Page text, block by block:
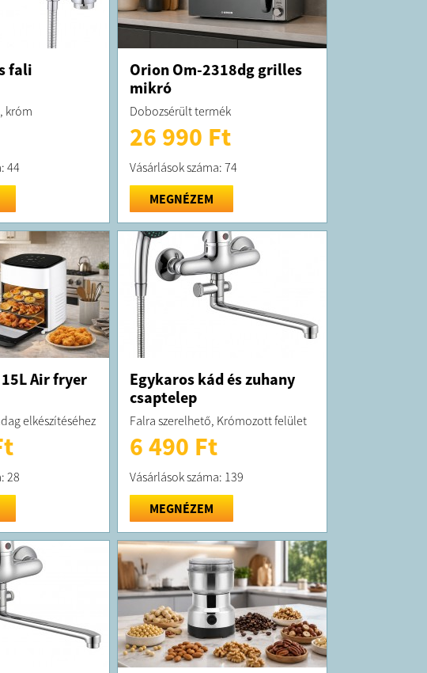
A terméket átlagosan 10 munkanapon belül
kiszállítjuk!
A terméket forgalmazza a Bobo Deal Kft.
288259, cím: 1032 Budapest San Marco utca 58.)
fali
króm
44
Orion Om-2318dg grilles
mikró
Dobozsérült termék
26 990 Ft
Vásárlások száma: 74
MEGNÉZEM
Air fryer
elkészítéséhez
28
Egykaros kád és zuhany
csaptelep
Falra szerelhető, Krómozott felület
6 490 Ft
Vásárlások száma: 139
MEGNÉZEM